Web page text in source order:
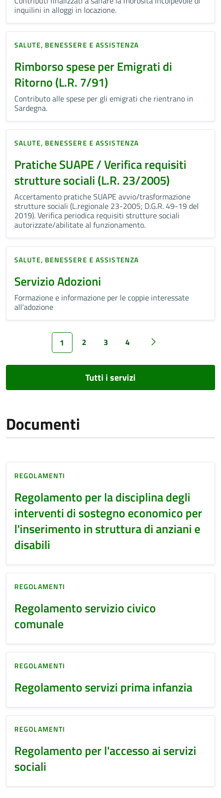
inquilini in alloggi in locazione.
SALUTE, BENESSERE E ASSISTENZA
Rimborso spese per Emigrati di
Ritorno (L.R. 7/91)
Contributo alle spese per gli emigrati che rientrano in
Sardegna.
SALUTE, BENESSERE E ASSISTENZA
Pratiche SUAPE / Verifica requisiti
strutture sociali (L.R. 23/2005)
Accertamento pratiche SUAPE avvio/trasformazione
strutture sociali (L.regionale 23-2005; D.G.R. 49-19 del
2019). Verifica periodica requisiti strutture sociali
autorizzate/abilitate al funzionamento.
SALUTE, BENESSERE E ASSISTENZA
Servizio Adozioni
Formazione e informazione per le coppie interessate
all'adozione
1 2 3 4
Tutti i servizi
Documenti
REGOLAMENTI
Regolamento per la disciplina degli
interventi di sostegno economico per
l'inserimento in struttura di anziani e
disabili
REGOLAMENTI
Regolamento servizio civico
comunale
REGOLAMENTI
Regolamento servizi prima infanzia
REGOLAMENTI
Regolamento per l'accesso ai servizi
sociali